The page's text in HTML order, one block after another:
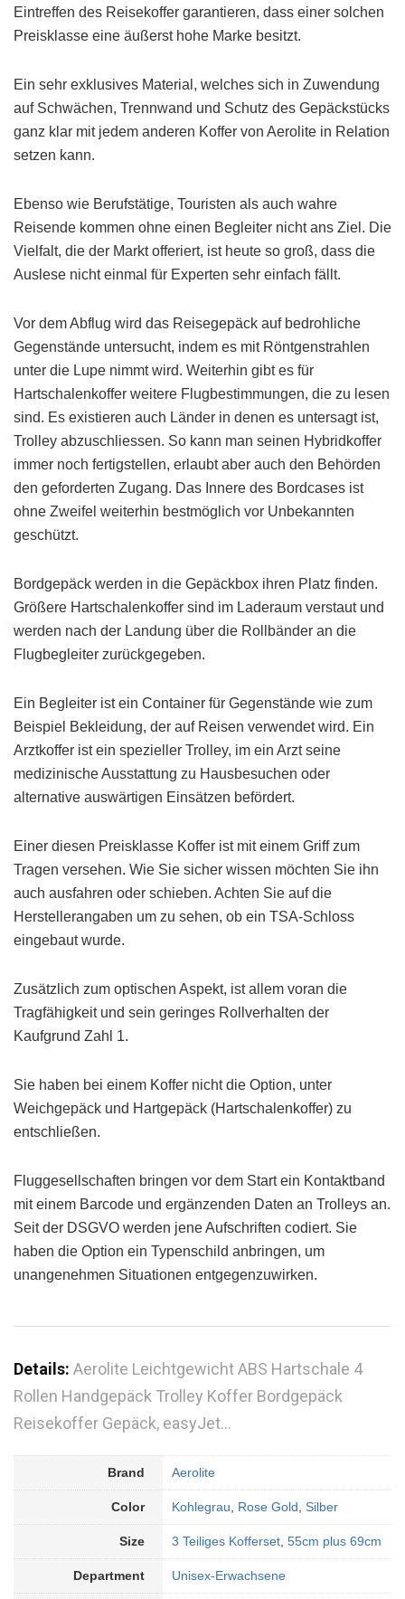
Eintreffen des Reisekoffer garantieren, dass einer solchen
Preisklasse eine äußerst hohe Marke besitzt.
Ein sehr exklusives Material, welches sich in Zuwendung
auf Schwächen, Trennwand und Schutz des Gepäckstücks
ganz klar mit jedem anderen Koffer von Aerolite in Relation
setzen kann.
Ebenso wie Berufstätige, Touristen als auch wahre
Reisende kommen ohne einen Begleiter nicht ans Ziel. Die
Vielfalt, die der Markt offeriert, ist heute so groß, dass die
Auslese nicht einmal für Experten sehr einfach fällt.
Vor dem Abflug wird das Reisegepäck auf bedrohliche
Gegenstände untersucht, indem es mit Röntgenstrahlen
unter die Lupe nimmt wird. Weiterhin gibt es für
Hartschalenkoffer weitere Flugbestimmungen, die zu lesen
sind. Es existieren auch Länder in denen es untersagt ist,
Trolley abzuschliessen. So kann man seinen Hybridkoffer
immer noch fertigstellen, erlaubt aber auch den Behörden
den geforderten Zugang. Das Innere des Bordcases ist
ohne Zweifel weiterhin bestmöglich vor Unbekannten
geschützt.
Bordgepäck werden in die Gepäckbox ihren Platz finden.
Größere Hartschalenkoffer sind im Laderaum verstaut und
werden nach der Landung über die Rollbänder an die
Flugbegleiter zurückgegeben.
Ein Begleiter ist ein Container für Gegenstände wie zum
Beispiel Bekleidung, der auf Reisen verwendet wird. Ein
Arztkoffer ist ein spezieller Trolley, im ein Arzt seine
medizinische Ausstattung zu Hausbesuchen oder
alternative auswärtigen Einsätzen befördert.
Einer diesen Preisklasse Koffer ist mit einem Griff zum
Tragen versehen. Wie Sie sicher wissen möchten Sie ihn
auch ausfahren oder schieben. Achten Sie auf die
Herstellerangaben um zu sehen, ob ein TSA-Schloss
eingebaut wurde.
Zusätzlich zum optischen Aspekt, ist allem voran die
Tragfähigkeit und sein geringes Rollverhalten der
Kaufgrund Zahl 1.
Sie haben bei einem Koffer nicht die Option, unter
Weichgepäck und Hartgepäck (Hartschalenkoffer) zu
entschließen.
Fluggesellschaften bringen vor dem Start ein Kontaktband
mit einem Barcode und ergänzenden Daten an Trolleys an.
Seit der DSGVO werden jene Aufschriften codiert. Sie
haben die Option ein Typenschild anbringen, um
unangenehmen Situationen entgegenzuwirken.
Details: Aerolite Leichtgewicht ABS Hartschale 4
Rollen Handgepäck Trolley Koffer Bordgepäck
Reisekoffer Gepäck, easyJet…
Brand Aerolite
Color Kohlegrau Rose Gold Silber
Size 3 Teiliges Kofferset 55cm plus 69cm
Department Unisex-Erwachsene